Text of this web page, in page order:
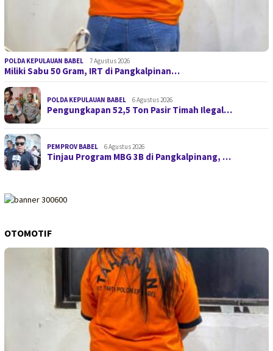
POLDA KEPULAUAN BABEL 7 Agustus 2026
Miliki Sabu 50 Gram, IRT di Pangkalpinan…
POLDA KEPULAUAN BABEL 6 Agustus 2026
Pengungkapan 52,5 Ton Pasir Timah Ilegal…
PEMPROV BABEL 6 Agustus 2026
Tinjau Program MBG 3B di Pangkalpinang, …
OTOMOTIF